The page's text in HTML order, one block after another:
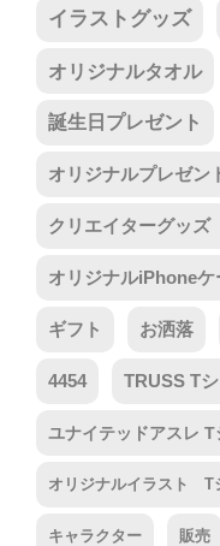
イラストグッズ
オリジナルタオル
誕生日プレゼント
オリジナルプレゼン
クリエイターグッ
オリジナルiPhoneケ
ギフト お洒落
4454 TRUSS T
ユナイテッドアスレ T
オリジナルイラスト T
キャラクター 販売